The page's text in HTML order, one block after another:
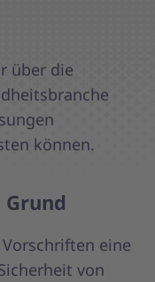
über die
können.
eine
von